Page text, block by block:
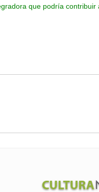
que podría contribuir